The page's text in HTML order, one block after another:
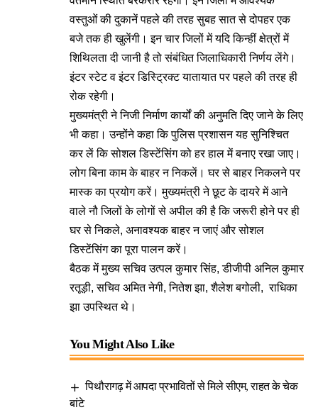
वस्तुओं की दुकानें पहले की तरह सुबह सात से दोपहर एक
बजे तक ही खुलेंगी। इन चार जिलों में यदि किन्हीं क्षेत्रों में
शिथिलता दी जानी है तो संबंधित जिलाधिकारी निर्णय लेंगे।
इंटर स्टेट व इंटर डिस्ट्रिक्ट यातायात पर पहले की तरह ही
रोक रहेगी।
मुख्यमंत्री ने निजी निर्माण कार्यों की अनुमति दिए जाने के लिए
भी कहा। उन्होंने कहा कि पुलिस प्रशासन यह सुनिश्चित
कर लें कि सोशल डिस्टेंसिंग को हर हाल में बनाए रखा जाए।
लोग बिना काम के बाहर न निकलें। घर से बाहर निकलने पर
मास्क का प्रयोग करें। मुख्यमंत्री ने छूट के दायरे में आने
वाले नौ जिलों के लोगों से अपील की है कि जरूरी होने पर ही
घर से निकले, अनावश्यक बाहर न जाएं और सोशल
डिस्टेंसिंग का पूरा पालन करें।
बैठक में मुख्य सचिव उत्पल कुमार सिंह, डीजीपी अनिल कुमार
रतूड़ी, सचिव अमित नेगी, नितेश झा, शैलेश बगोली, राधिका
झा उपस्थित थे।
You Might Also Like
पिथौरागढ़ में आपदा प्रभावितों से मिले सीएम, राहत के चेक
बांटे